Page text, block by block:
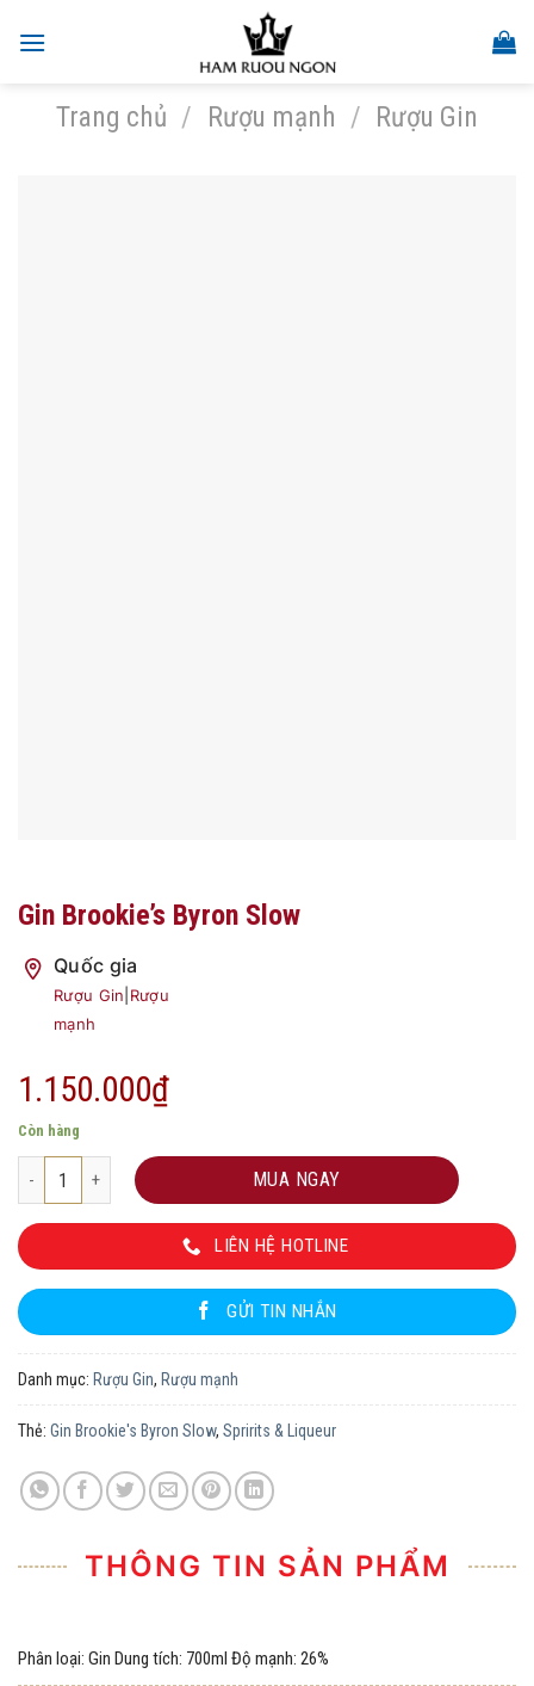
Trang chủ / Rượu mạnh / Rượu Gin
Gin Brookie’s Byron Slow
Quốc gia
Rượu Gin Rượu
mạnh
1.150.000₫
Còn hàng
Gin Brookie's Byron Slow số lượngMUA NGAY
LIÊN HỆ HOTLINE
GỬI TIN NHẮN
Danh mục: Rượu Gin, Rượu mạnh
Thẻ: Gin Brookie's Byron Slow, Spririts & Liqueur
THÔNG TIN SẢN PHẨM
Phân loại: Gin Dung tích: 700ml Độ mạnh: 26%